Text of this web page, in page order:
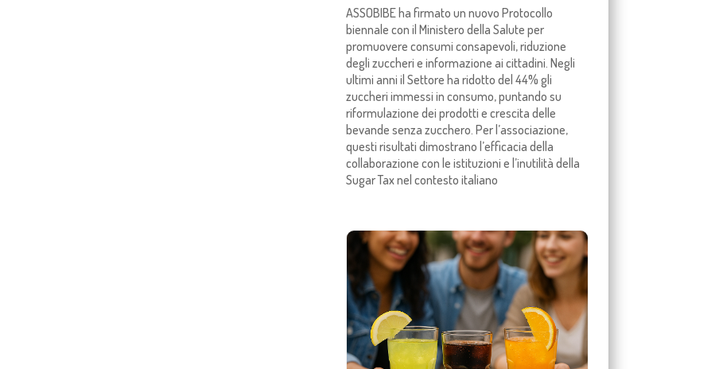
ASSOBIBE ha firmato un nuovo Protocollo
biennale con il Ministero della Salute per
promuovere consumi consapevoli, riduzione
degli zuccheri e informazione ai cittadini. Negli
ultimi anni il Settore ha ridotto del 44% gli
zuccheri immessi in consumo, puntando su
riformulazione dei prodotti e crescita delle
bevande senza zucchero. Per l’associazione,
questi risultati dimostrano l’efficacia della
collaborazione con le istituzioni e l’inutilità della
Sugar Tax nel contesto italiano